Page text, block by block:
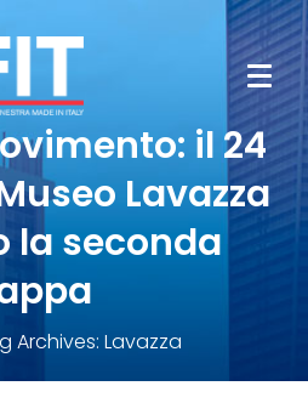
il 24
Lavazza
la seconda
Archives: Lavazza